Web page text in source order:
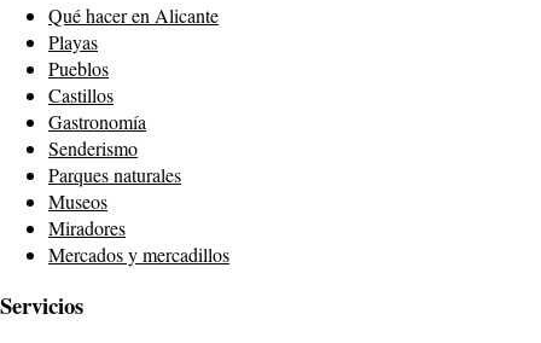
Qué hacer en Alicante
Playas
Pueblos
Castillos
Gastronomía
Senderismo
Parques naturales
Museos
Miradores
Mercados y mercadillos
Servicios